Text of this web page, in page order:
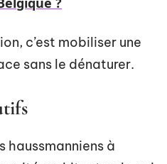
c’est mobiliser une
sans le dénaturer.
haussmanniens à